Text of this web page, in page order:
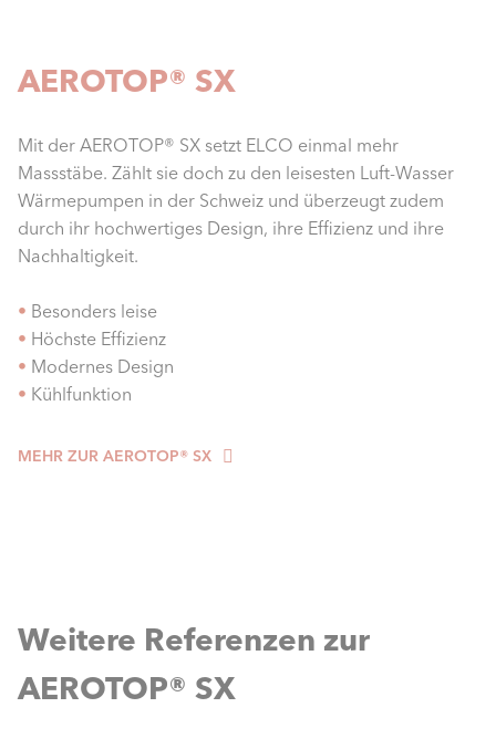
AEROTOP® SX
Mit der AEROTOP® SX setzt ELCO einmal mehr
Massstäbe. Zählt sie doch zu den leisesten Luft-Wasser
Wärmepumpen in der Schweiz und überzeugt zudem
durch ihr hochwertiges Design, ihre Effizienz und ihre
Nachhaltigkeit.
• Besonders leise
• Höchste Effizienz
• Modernes Design
• Kühlfunktion
MEHR ZUR AEROTOP® SX
Weitere Referenzen zur
AEROTOP® SX